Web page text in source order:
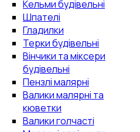
Кельми будівельні
Шпателі
Гладилки
Терки будівельні
Вінчики та міксери
будівельні
Пензлі малярні
Валики малярні та
кюветки
Валики голчасті